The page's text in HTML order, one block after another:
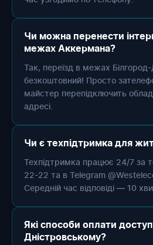
Чи можна перенести
межах Аккермана?
Так, переїзд в межах
безкоштовний! Просто
майстер перепідключить
адресі.
Чи є техпідтримка для
Техпідтримка працює 24/7 за
22-22 та в Telegram
Середній час відповіді — 10
Які способи оплати
Дністровському?